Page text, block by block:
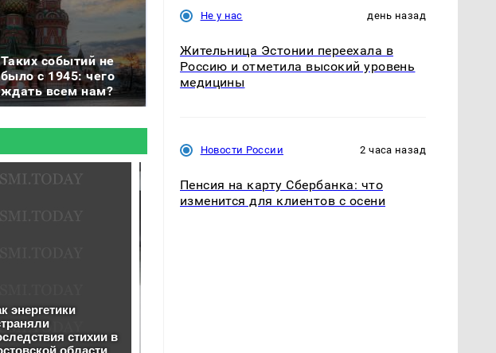
Таких событий не
было с 1945: чего
ждать всем нам?
В магазинах России
ажиотаж из-за этого
продукта: что купить?
СМИ: В Химках на
полицейскую
машину напали и
Не у нас день назад
Жительница Эстонии переехала в
Россию и отметила высокий уровень
медицины
Новости России 2 часа назад
Пенсия на карту Сбербанка: что
изменится для клиентов с осени